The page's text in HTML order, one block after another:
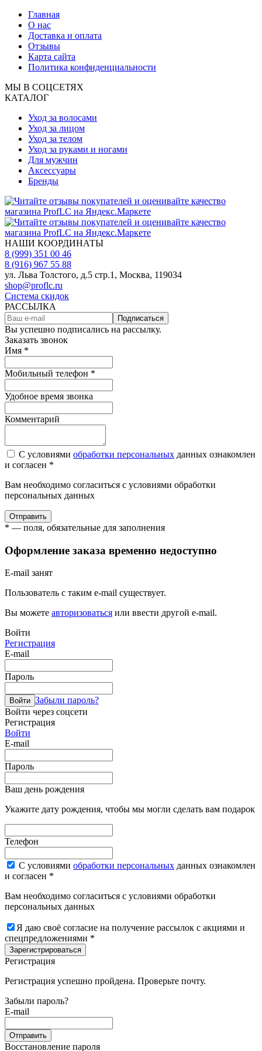
Главная
О нас
Доставка и оплата
Отзывы
Карта сайта
Политика конфиденциальности
МЫ В СОЦСЕТЯХ
КАТАЛОГ
Уход за волосами
Уход за лицом
Уход за телом
Уход за руками и ногами
Для мужчин
Аксессуары
Бренды
НАШИ КООРДИНАТЫ
8 (999) 351 00 46
8 (916) 967 55 88
ул. Льва Толстого, д.5 стр.1, Москва, 119034
shop@proflc.ru
Система скидок
РАССЫЛКА
Подписаться
Вы успешно подписались на рассылку.
Заказать звонок
Имя *
Мобильный телефон *
Удобное время звонка
Комментарий
С условиями обработки персональных данных ознакомлен
и согласен *
Вам необходимо согласиться с условиями обработки
персональных данных
Отправить
* — поля, обязательные для заполнения
Оформление заказа временно недоступно
E-mail занят
Пользователь с таким e-mail существует.
Вы можете авторизоваться или ввести другой e-mail.
Войти
Регистрация
E-mail
Пароль
Войти Забыли пароль?
Войти через соцсети
Регистрация
Войти
E-mail
Пароль
Ваш день рождения
Укажите дату рождения, чтобы мы могли сделать вам подарок
Телефон
С условиями обработки персональных данных ознакомлен
и согласен *
Вам необходимо согласиться с условиями обработки
персональных данных
Я даю своё согласие на получение рассылок с акциями и
спецпредложениями *
Зарегистрироваться
Регистрация
Регистрация успешно пройдена. Проверьте почту.
Забыли пароль?
E-mail
Отправить
Восстановление пароля